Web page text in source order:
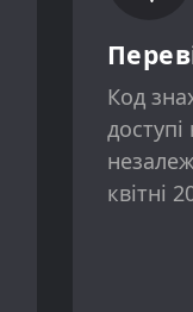
Код
доступі
квітні